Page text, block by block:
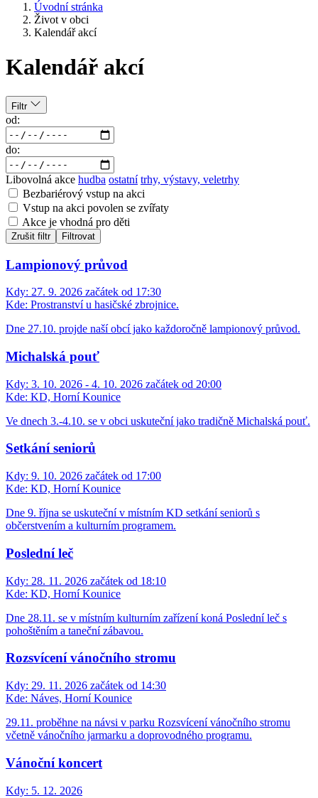
Úvodní stránka
Život v obci
Kalendář akcí
Kalendář akcí
Filtr
od:
do:
Libovolná akce hudba ostatní trhy, výstavy, veletrhy
Bezbariérový vstup na akci
Vstup na akci povolen se zvířaty
Akce je vhodná pro děti
Zrušit filtr Filtrovat
Lampionový průvod
Kdy: 27. 9. 2026 začátek od 17:30
Kde: Prostranství u hasičské zbrojnice.
Dne 27.10. projde naší obcí jako každoročně lampionový průvod.
Michalská pouť
Kdy: 3. 10. 2026 - 4. 10. 2026 začátek od 20:00
Kde: KD, Horní Kounice
Ve dnech 3.-4.10. se v obci uskuteční jako tradičně Michalská pouť.
Setkání seniorů
Kdy: 9. 10. 2026 začátek od 17:00
Kde: KD, Horní Kounice
Dne 9. října se uskuteční v místním KD setkání seniorů s
občerstvením a kulturním programem.
Poslední leč
Kdy: 28. 11. 2026 začátek od 18:10
Kde: KD, Horní Kounice
Dne 28.11. se v místním kulturním zařízení koná Poslední leč s
pohoštěním a taneční zábavou.
Rozsvícení vánočního stromu
Kdy: 29. 11. 2026 začátek od 14:30
Kde: Náves, Horní Kounice
29.11. proběhne na návsi v parku Rozsvícení vánočního stromu
včetně vánočního jarmarku a doprovodného programu.
Vánoční koncert
Kdy: 5. 12. 2026